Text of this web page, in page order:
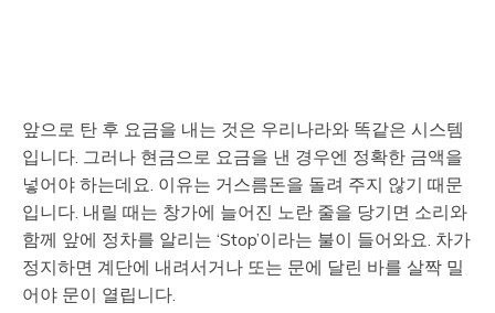
앞으로 탄 후 요금을 내는 것은 우리나라와 똑같은 시스템
입니다. 그러나 현금으로 요금을 낸 경우엔 정확한 금액을
넣어야 하는데요. 이유는 거스름돈을 돌려 주지 않기 때문
입니다. 내릴 때는 창가에 늘어진 노란 줄을 당기면 소리와
함께 앞에 정차를 알리는 ‘Stop’이라는 불이 들어와요. 차가
정지하면 계단에 내려서거나 또는 문에 달린 바를 살짝 밀
어야 문이 열립니다.